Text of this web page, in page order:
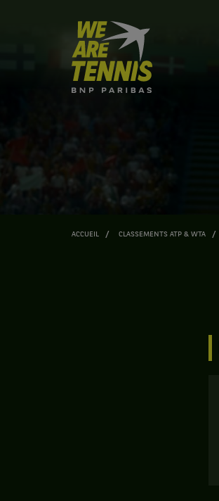
We
are
Tennis
by
BNP
ACCUEIL CLASSEMENTS ATP & WTA